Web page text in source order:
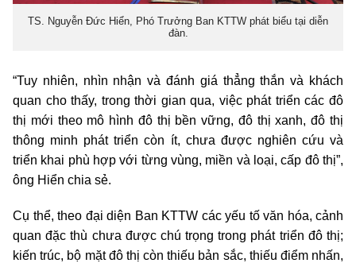
TS. Nguyễn Đức Hiển, Phó Trưởng Ban KTTW phát biểu tại diễn
đàn.
“Tuy nhiên, nhìn nhận và đánh giá thẳng thắn và khách
quan cho thấy, trong thời gian qua, việc phát triển các đô
thị mới theo mô hình đô thị bền vững, đô thị xanh, đô thị
thông minh phát triển còn ít, chưa được nghiên cứu và
triển khai phù hợp với từng vùng, miền và loại, cấp đô thị”,
ông Hiển chia sẻ.
Cụ thể, theo đại diện Ban KTTW các yếu tố văn hóa, cảnh
quan đặc thù chưa được chú trọng trong phát triển đô thị;
kiến trúc, bộ mặt đô thị còn thiếu bản sắc, thiếu điểm nhấn,